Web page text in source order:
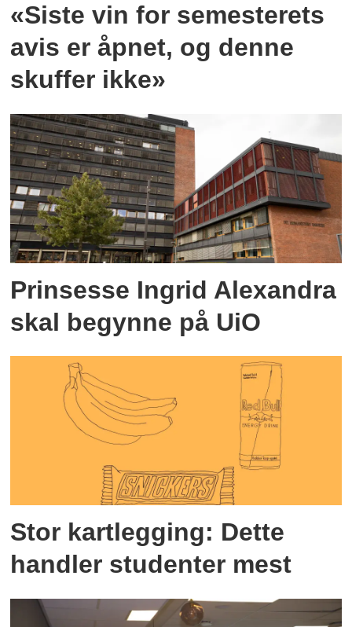
«Siste vin for semesterets
avis er åpnet, og denne
skuffer ikke»
Prinsesse Ingrid Alexandra
skal begynne på UiO
Stor kartlegging: Dette
handler studenter mest